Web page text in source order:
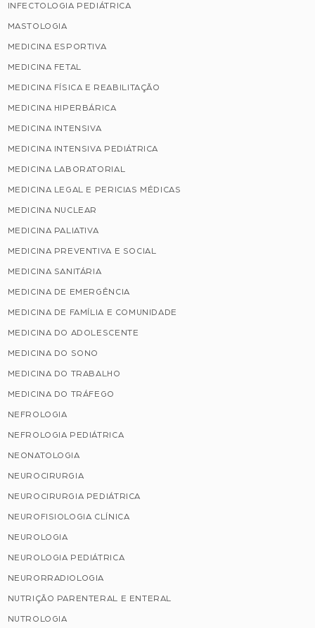
INFECTOLOGIA PEDIÁTRICA
MASTOLOGIA
MEDICINA ESPORTIVA
MEDICINA FETAL
MEDICINA FÍSICA E REABILITAÇÃO
MEDICINA HIPERBÁRICA
MEDICINA INTENSIVA
MEDICINA INTENSIVA PEDIÁTRICA
MEDICINA LABORATORIAL
MEDICINA LEGAL E PERICIAS MÉDICAS
MEDICINA NUCLEAR
MEDICINA PALIATIVA
MEDICINA PREVENTIVA E SOCIAL
MEDICINA SANITÁRIA
MEDICINA DE EMERGÊNCIA
MEDICINA DE FAMÍLIA E COMUNIDADE
MEDICINA DO ADOLESCENTE
MEDICINA DO SONO
MEDICINA DO TRABALHO
MEDICINA DO TRÁFEGO
NEFROLOGIA
NEFROLOGIA PEDIÁTRICA
NEONATOLOGIA
NEUROCIRURGIA
NEUROCIRURGIA PEDIÁTRICA
NEUROFISIOLOGIA CLÍNICA
NEUROLOGIA
NEUROLOGIA PEDIÁTRICA
NEURORRADIOLOGIA
NUTRIÇÃO PARENTERAL E ENTERAL
NUTROLOGIA